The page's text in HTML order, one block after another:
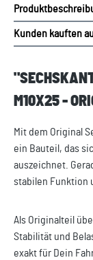
Kunden kauften
M10X25 -
Mit dem Original
ein Bauteil, das
auszeichnet.
stabilen Funktion
Als Originalteil
Stabilität und
exakt für Dein